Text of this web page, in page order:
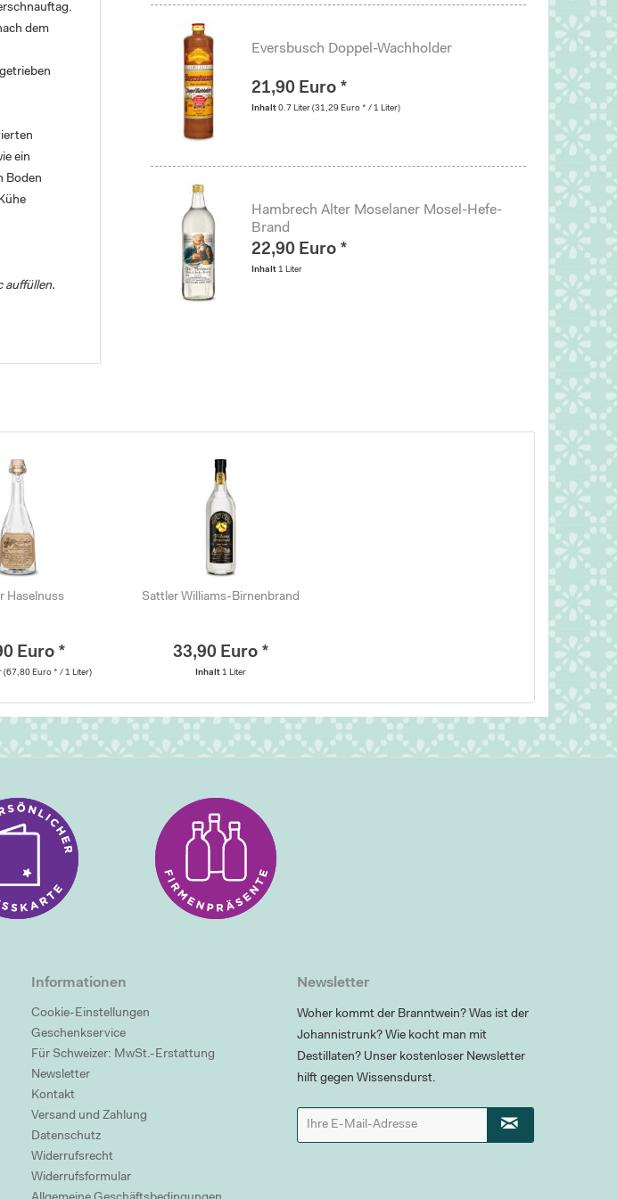
dem
ein
Boden
auffüllen.
Eversbusch Doppel-Wachholder
21,90 Euro *
Inhalt 0.7 Liter (31,29 Euro * / 1 Liter)
Hambrech Alter Moselaner Mosel-Hefe-
Brand
22,90 Euro *
Inhalt 1 Liter
Haselnuss
Euro *
(67,80 Euro * / 1 Liter)
Sattler Williams-Birnenbrand
33,90 Euro *
Inhalt1 Liter
Informationen
Cookie-Einstellungen
Geschenkservice
Für Schweizer: MwSt.-Erstattung
Newsletter
Kontakt
Versand und Zahlung
Datenschutz
Widerrufsrecht
Widerrufsformular
Newsletter
Woher kommt der Branntwein? Was ist der
Johannistrunk? Wie kocht man mit
Destillaten? Unser kostenloser Newsletter
hilft gegen Wissensdurst.